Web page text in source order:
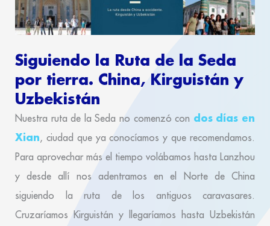
Siguiendo la Ruta de la Seda
por tierra. China, Kirguistán y
Uzbekistán
Nuestra ruta de la Seda no comenzó con dos días en
Xian, ciudad que ya conocíamos y que recomendamos.
Para aprovechar más el tiempo volábamos hasta Lanzhou
y desde allí nos adentramos en el Norte de China
siguiendo la ruta de los antiguos caravasares.
Cruzaríamos Kirguistán y llegaríamos hasta Uzbekistán